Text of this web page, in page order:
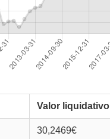
Valor liquidativo
30,2469€